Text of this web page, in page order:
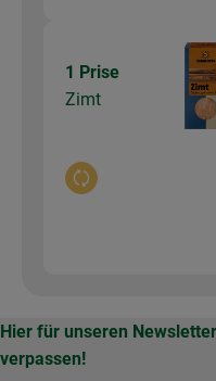
1 Prise
Zimt
Auswahl ändern
Hier für unseren
verpassen!